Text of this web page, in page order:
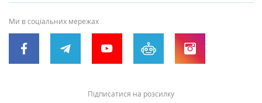
Ми в соціальних мережах
Підписатися на розсилку